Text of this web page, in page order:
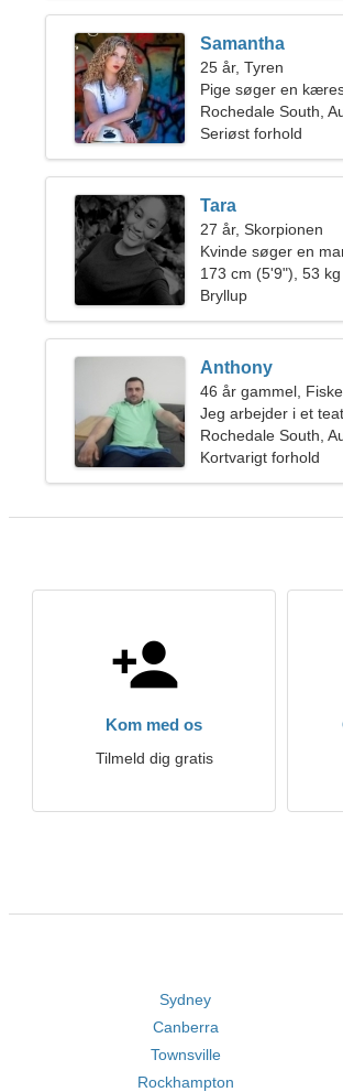
Samantha
25 år, Tyren
Pige søger en
Rochedale South,
Seriøst forhold
Tara
27 år, Skorpionen
Kvinde søger en
173 cm (5'9"), 53
Bryllup
Anthony
46 år gammel,
Jeg arbejder i et
smuk kvinde
Rochedale South,
Kortvarigt forhold
Kom med os
Tilmeld dig gratis
Sydney
Canberra
Townsville
Rockhampton